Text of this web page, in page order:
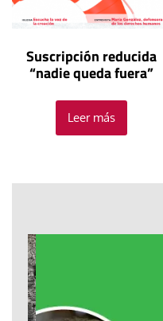
Suscripción reducida
“nadie queda fuera”
Leer más